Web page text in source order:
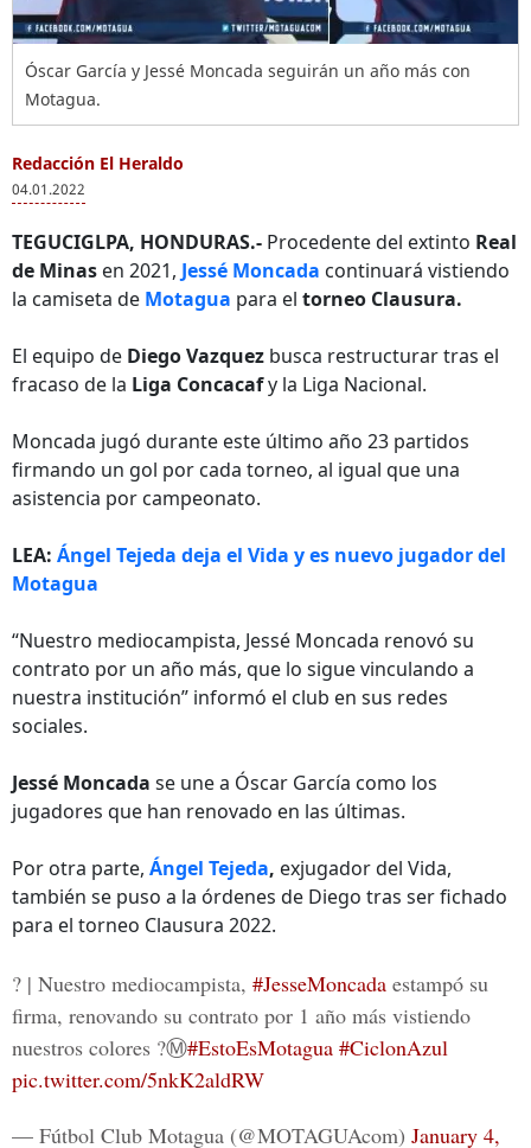
Óscar García y Jessé Moncada seguirán un año más con
Motagua.
Redacción El Heraldo
04.01.2022
TEGUCIGLPA, HONDURAS.- Procedente del extinto Real
de Minas en 2021, Jessé Moncada continuará vistiendo
la camiseta de Motagua para el torneo Clausura.
El equipo de Diego Vazquez busca restructurar tras el
fracaso de la Liga Concacafy la Liga Nacional.
Moncada jugó durante este último año 23 partidos
firmando un gol por cada torneo, al igual que una
asistencia por campeonato.
LEA: Ángel Tejeda deja el Vida y es nuevo jugador del
Motagua
“Nuestro mediocampista, Jessé Moncada renovó su
contrato por un año más, que lo sigue vinculando a
nuestra institución” informó el club en sus redes
sociales.
Jessé Moncada se une a Óscar García como los
jugadores que han renovado en las últimas.
Por otra parte, Ángel Tejeda, exjugador del Vida,
también se puso a la órdenes de Diego tras ser fichado
para el torneo Clausura 2022.
? | Nuestro mediocampista, #JesseMoncada estampó su
firma, renovando su contrato por 1 año más vistiendo
nuestros colores ?Ⓜ️#EstoEsMotagua #CiclonAzul
pic.twitter.com/5nkK2aldRW
— Fútbol Club Motagua (@MOTAGUAcom) January 4,